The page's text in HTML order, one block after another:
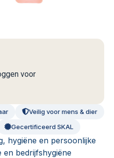
voor
Veilig voor mens & dier
Gecertificeerd SKAL
hygiëne en persoonlijke
en bedrijfshygiëne